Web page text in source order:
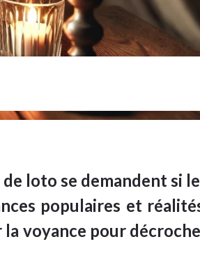
loto se demandent si
populaires et
voyance pour